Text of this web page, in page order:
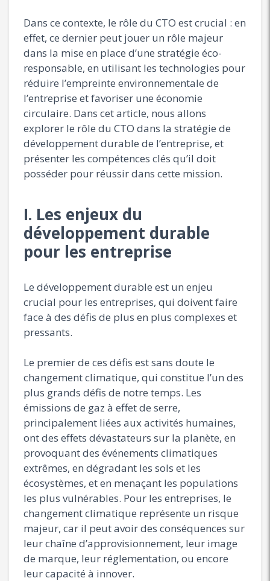
Dans ce contexte, le rôle du CTO est crucial : en
effet, ce dernier peut jouer un rôle majeur
dans la mise en place d’une stratégie éco-
responsable, en utilisant les technologies pour
réduire l’empreinte environnementale de
l’entreprise et favoriser une économie
circulaire. Dans cet article, nous allons
explorer le rôle du CTO dans la stratégie de
développement durable de l’entreprise, et
présenter les compétences clés qu’il doit
posséder pour réussir dans cette mission.
I. Les enjeux du
développement durable
pour les entreprise
Le développement durable est un enjeu
crucial pour les entreprises, qui doivent faire
face à des défis de plus en plus complexes et
pressants.
Le premier de ces défis est sans doute le
changement climatique, qui constitue l’un des
plus grands défis de notre temps. Les
émissions de gaz à effet de serre,
principalement liées aux activités humaines,
ont des effets dévastateurs sur la planète, en
provoquant des événements climatiques
extrêmes, en dégradant les sols et les
écosystèmes, et en menaçant les populations
les plus vulnérables. Pour les entreprises, le
changement climatique représente un risque
majeur, car il peut avoir des conséquences sur
leur chaîne d’approvisionnement, leur image
de marque, leur réglementation, ou encore
leur capacité à innover.